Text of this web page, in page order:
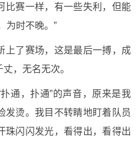
比赛一样，有一些失利，但能
为时不晚。”
上了赛场，这是最后一搏，成
，无名无次。
通，扑通”的声音，原来是我
发烫。我目不转睛地盯着队员
珠闪闪发光，看得出，看得出